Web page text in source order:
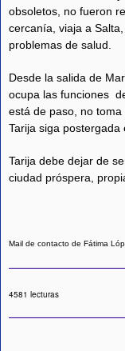
obsoletos, no fueron
cercanía, viaja a
problemas de salud.
Desde la salida de
ocupa las funciones
está de paso, no
Tarija siga postergada
Tarija debe dejar de
ciudad próspera,
Mail de contacto de Fátima
4581 lecturas